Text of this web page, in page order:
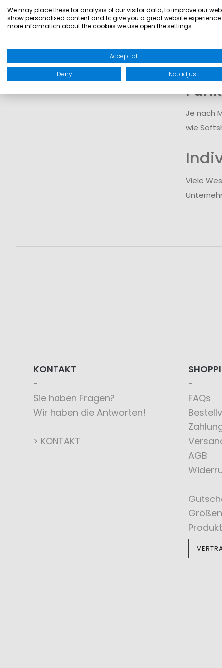
Westen
Je nach
wie
Viele
KONTAKT
Sie haben Fragen?
Wir haben die Antworten!
> KONTAKT
FAQs
AGB
We may place these for analysis of our visitor data, to improve our
show personalised content and to give you a great website experience.
more information about the cookies we use open the settings.
Accept all
Deny No, adjust